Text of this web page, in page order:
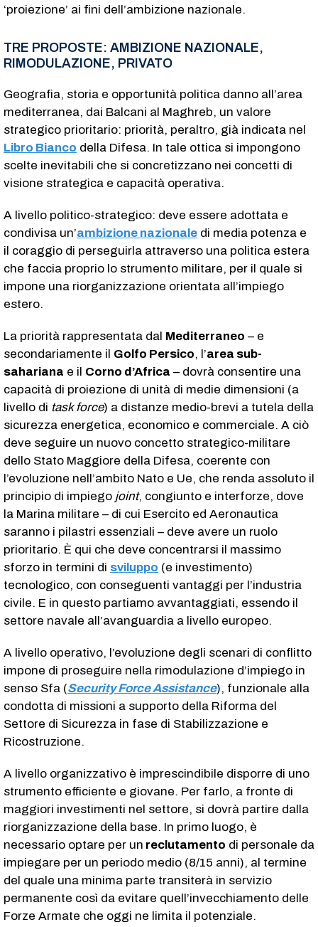
‘proiezione’ ai fini dell’ambizione nazionale.
TRE PROPOSTE: AMBIZIONE NAZIONALE,
RIMODULAZIONE, PRIVATO
Geografia, storia e opportunità politica danno all’area
mediterranea, dai Balcani al Maghreb, un valore
strategico prioritario: priorità, peraltro, già indicata nel
Libro Bianco della Difesa. In tale ottica si impongono
scelte inevitabili che si concretizzano nei concetti di
visione strategica e capacità operativa.
A livello politico-strategico: deve essere adottata e
condivisa un’ambizione nazionale di media potenza e
il coraggio di perseguirla attraverso una politica estera
che faccia proprio lo strumento militare, per il quale si
impone una riorganizzazione orientata all’impiego
estero.
La priorità rappresentata dal Mediterraneo – e
secondariamente il Golfo Persico, l’area sub-
sahariana e il Corno d’Africa – dovrà consentire una
capacità di proiezione di unità di medie dimensioni (a
livello di task force) a distanze medio-brevi a tutela della
sicurezza energetica, economico e commerciale. A ciò
deve seguire un nuovo concetto strategico-militare
dello Stato Maggiore della Difesa, coerente con
l’evoluzione nell’ambito Nato e Ue, che renda assoluto il
principio di impiego joint, congiunto e interforze, dove
la Marina militare – di cui Esercito ed Aeronautica
saranno i pilastri essenziali – deve avere un ruolo
prioritario. È qui che deve concentrarsi il massimo
sforzo in termini di sviluppo (e investimento)
tecnologico, con conseguenti vantaggi per l’industria
civile. E in questo partiamo avvantaggiati, essendo il
settore navale all’avanguardia a livello europeo.
A livello operativo, l’evoluzione degli scenari di conflitto
impone di proseguire nella rimodulazione d’impiego in
senso Sfa (Security Force Assistance), funzionale alla
condotta di missioni a supporto della Riforma del
Settore di Sicurezza in fase di Stabilizzazione e
Ricostruzione.
A livello organizzativo è imprescindibile disporre di uno
strumento efficiente e giovane. Per farlo, a fronte di
maggiori investimenti nel settore, si dovrà partire dalla
riorganizzazione della base. In primo luogo, è
necessario optare per un reclutamento di personale da
impiegare per un periodo medio (8/15 anni), al termine
del quale una minima parte transiterà in servizio
permanente così da evitare quell’invecchiamento delle
Forze Armate che oggi ne limita il potenziale.